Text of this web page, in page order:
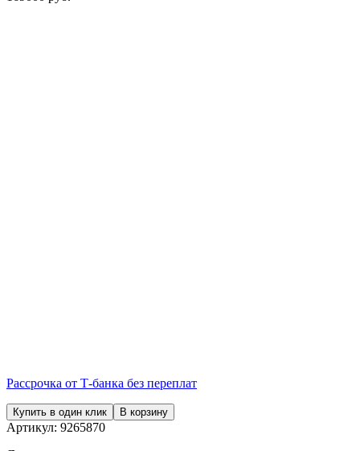
Рассрочка от Т-банка без переплат
Купить в один клик В корзину
Артикул: 9265870